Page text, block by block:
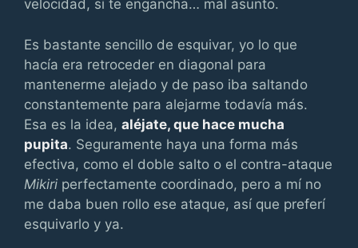
velocidad, si te engancha… mal asunto.
Es bastante sencillo de esquivar, yo lo que
hacía era retroceder en diagonal para
mantenerme alejado y de paso iba saltando
constantemente para alejarme todavía más.
Esa es la idea, aléjate, que hace mucha
pupita. Seguramente haya una forma más
efectiva, como el doble salto o el contra-ataque
Mikiri perfectamente coordinado, pero a mí no
me daba buen rollo ese ataque, así que preferí
esquivarlo y ya.